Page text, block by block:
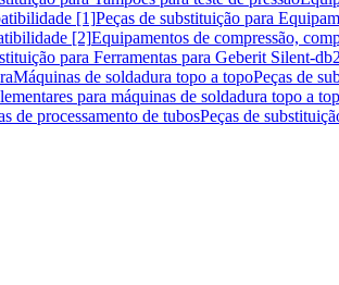
[1]Peças de substituição para
[2]Equipamentos de compressão,
para Ferramentas para Geberit Silent-
Máquinas de soldadura topo a topoPeças de
para máquinas de soldadura topo a
de processamento de tubosPeças de